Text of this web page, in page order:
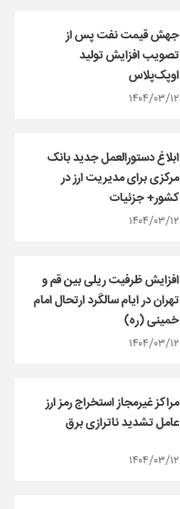
جهش قیمت نفت پس از
تصویب افزایش تولید
اوپک‌پلاس
۱۴۰۴/۰۳/۱۲
ابلاغ دستورالعمل جدید بانک
مرکزی برای مدیریت ارز در
کشور+ جزئیات
۱۴۰۴/۰۳/۱۲
افزایش ظرفیت ریلی بین قم و
تهران در ایام سالگرد ارتحال امام
خمینی (ره)
۱۴۰۴/۰۳/۱۲
مراکز غیرمجاز استخراج رمز ارز
عامل تشدید ناترازی برق
۱۴۰۴/۰۳/۱۲